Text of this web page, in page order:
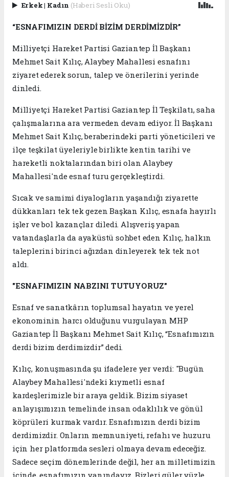
Erkek| Kadın (Haberi Sesli Oku)
“ESNAFIMIZIN DERDİ BİZİM DERDİMİZDİR”
Milliyetçi Hareket Partisi Gaziantep İl Başkanı
Mehmet Sait Kılıç, Alaybey Mahallesi esnafını
ziyaret ederek sorun, talep ve önerilerini yerinde
dinledi.
Milliyetçi Hareket Partisi Gaziantep İl Teşkilatı, saha
çalışmalarına ara vermeden devam ediyor. İl Başkanı
Mehmet Sait Kılıç, beraberindeki parti yöneticileri ve
ilçe teşkilat üyeleriyle birlikte kentin tarihi ve
hareketli noktalarından biri olan Alaybey
Mahallesi'nde esnaf turu gerçekleştirdi.
Sıcak ve samimi diyalogların yaşandığı ziyarette
dükkanları tek tek gezen Başkan Kılıç, esnafa hayırlı
işler ve bol kazançlar diledi. Alışveriş yapan
vatandaşlarla da ayaküstü sohbet eden Kılıç, halkın
taleplerini birinci ağızdan dinleyerek tek tek not
aldı.
"ESNAFIMIZIN NABZINI TUTUYORUZ"
Esnaf ve sanatkârın toplumsal hayatın ve yerel
ekonominin harcı olduğunu vurgulayan MHP
Gaziantep İl Başkanı Mehmet Sait Kılıç, “Esnafımızın
derdi bizim derdimizdir” dedi.
Kılıç, konuşmasında şu ifadelere yer verdi: "Bugün
Alaybey Mahallesi'ndeki kıymetli esnaf
kardeşlerimizle bir araya geldik. Bizim siyaset
anlayışımızın temelinde insan odaklılık ve gönül
köprüleri kurmak vardır. Esnafımızın derdi bizim
derdimizdir. Onların memnuniyeti, refahı ve huzuru
için her platformda sesleri olmaya devam edeceğiz.
Sadece seçim dönemlerinde değil, her an milletimizin